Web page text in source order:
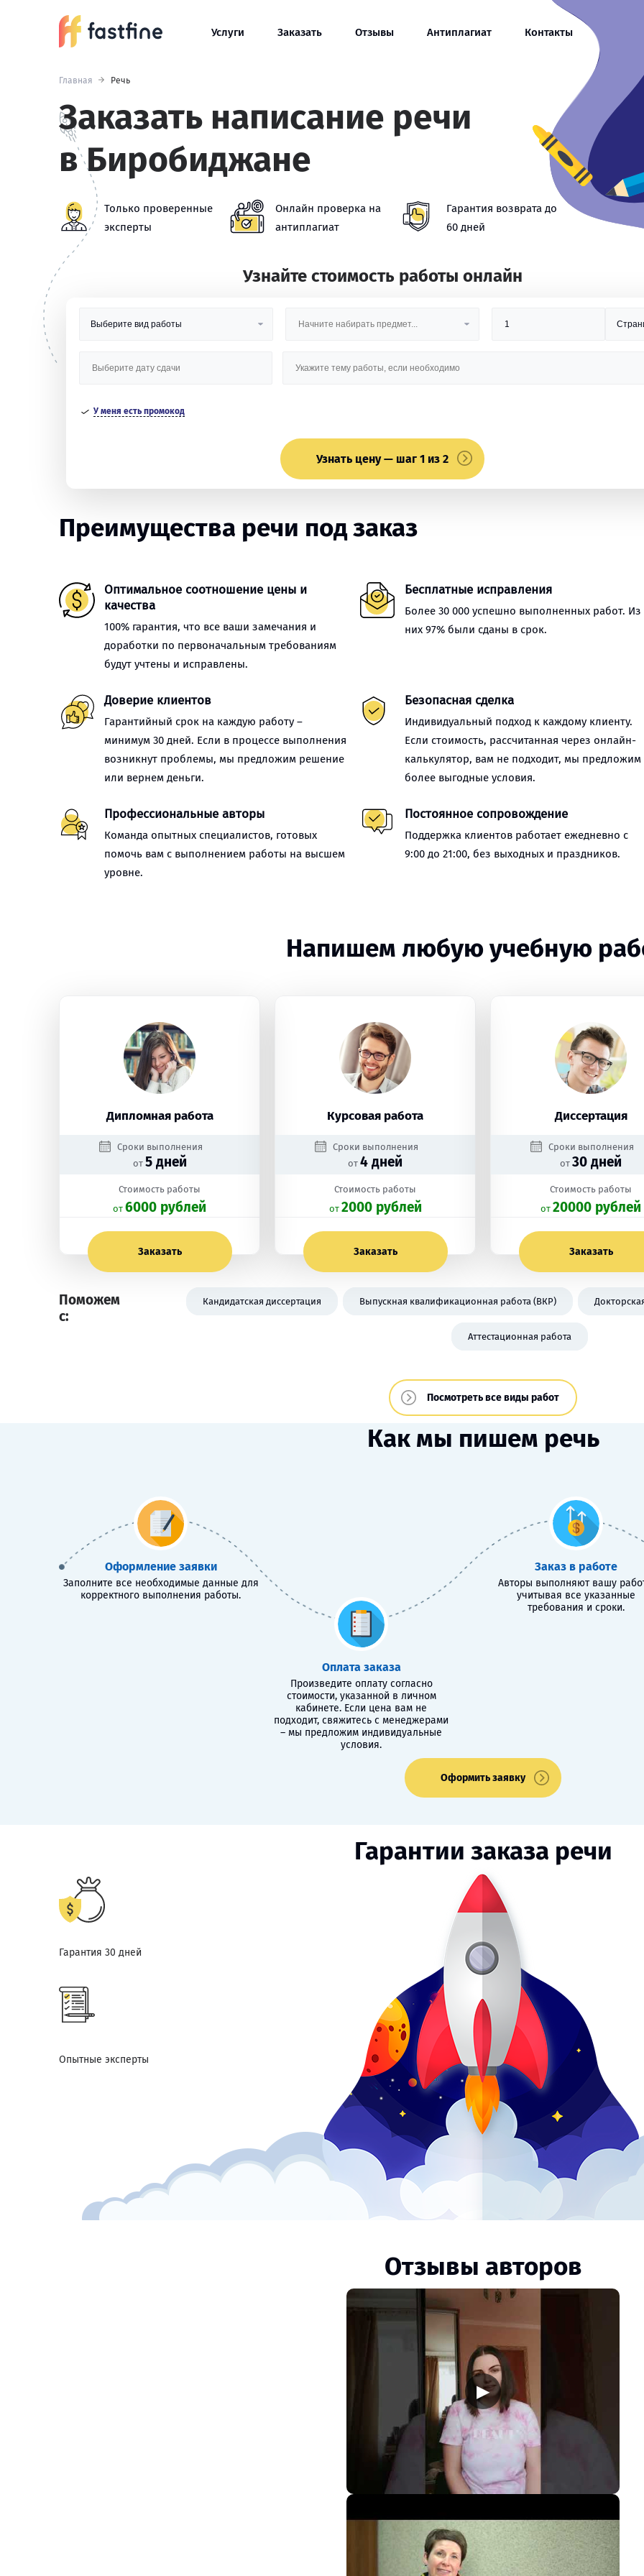
Услуги Заказать Отзывы Антиплагиат Контакты
Главная Речь
Заказать написание речи
в Биробиджане
Только проверенные
эксперты
Онлайн проверка на
антиплагиат
Гарантия возврата до
60 дней
Узнайте стоимость работы онлайн
У меня есть промокод
Узнать цену — шаг 1 из 2
Преимущества речи под заказ
Оптимальное соотношение цены и
качества
100% гарантия, что все ваши замечания и
доработки по первоначальным требованиям
будут учтены и исправлены.
Бесплатные исправления
Более 30 000 успешно выполненных работ. Из
них 97% были сданы в срок.
Доверие клиентов
Гарантийный срок на каждую работу –
минимум 30 дней. Если в процессе выполнения
возникнут проблемы, мы предложим решение
или вернем деньги.
Безопасная сделка
Индивидуальный подход к каждому клиенту.
Если стоимость, рассчитанная через онлайн-
калькулятор, вам не подходит, мы предложим
более выгодные условия.
Профессиональные авторы
Команда опытных специалистов, готовых
помочь вам с выполнением работы на высшем
уровне.
Постоянное сопровождение
Поддержка клиентов работает ежедневно с
9:00 до 21:00, без выходных и праздников.
Напишем любую учебную
Дипломная работа
Сроки выполнения
от 5 дней
Стоимость работы
oт 6000 рублей
Заказать
Курсовая работа
Сроки выполнения
от 4 дней
Стоимость работы
oт 2000 рублей
Заказать
Диссертация
Сроки выполнения
от 30 дней
Стоимость работы
oт 20000 рублей
Заказать
Поможем
с:
Кандидатская диссертация Выпускная квалификационная работа (ВКР)
Аттестационная работа
Посмотреть все виды работ
Как мы пишем речь
Оформление заявки
Заполните все необходимые данные для
корректного выполнения работы.
Оплата заказа
Произведите оплату согласно
стоимости, указанной в личном
кабинете. Если цена вам не
подходит, свяжитесь с менеджерами
– мы предложим индивидуальные
условия.
Заказ в работе
Авторы выполняют вашу
учитывая все указанные
требования и сроки.
Оформить заявку
Гарантии заказа речи
Гарантия 30 дней
Опытные эксперты
Отзывы авторов
▶